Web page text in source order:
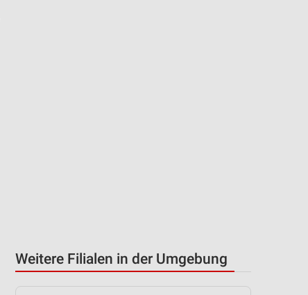
Weitere Filialen in der Umgebung